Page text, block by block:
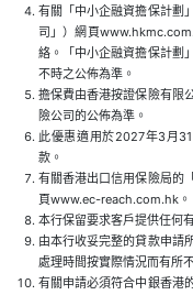
有關「中小企融資擔保計劃
司」）網頁
絡。「中小企融資擔保計劃
不時之公佈為準。
擔保費由香港按證保險有限
險公司的公佈為準。
此優惠適用於2027年3月
款。
有關香港出口信用保險局的
頁www.ec-reach.com.hk。
本行保留要求客戶提供任何
由本行收妥完整的貸款申請
處理時間按實際情況而有所
有關申請必須符合中銀香港